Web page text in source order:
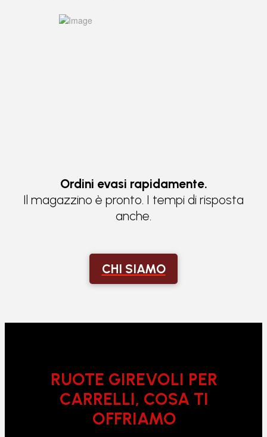
Ordini evasi rapidamente.
Il magazzino è pronto. I tempi di risposta
anche.
CHI SIAMO
RUOTE GIREVOLI PER
CARRELLI, COSA TI
OFFRIAMO